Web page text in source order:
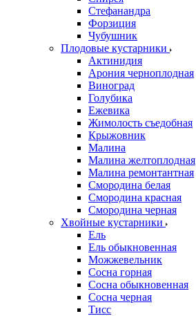
Стефанандра
Форзиция
Чубушник
Плодовые кустарники
Актинидия
Арония черноплодная
Виноград
Голубика
Ежевика
Жимолость съедобная
Крыжовник
Малина
Малина желтоплодная
Малина ремонтантная
Смородина белая
Смородина красная
Смородина черная
Хвойные кустарники
Ель
Ель обыкновенная
Можжевельник
Сосна горная
Сосна обыкновенная
Сосна черная
Тисс